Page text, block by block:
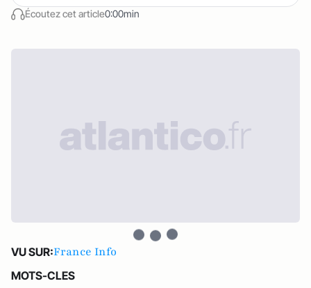
Écoutez cet article0:00min
VU SUR:France Info
MOTS-CLES